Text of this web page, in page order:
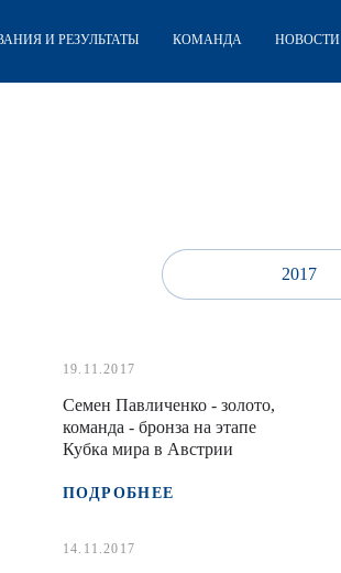
И РЕЗУЛЬТАТЫ КОМАНДА НОВОСТИ
2017
19.11.2017
Семен Павличенко - золото,
команда - бронза на этапе
Кубка мира в Австрии
ПОДРОБНЕЕ
14.11.2017